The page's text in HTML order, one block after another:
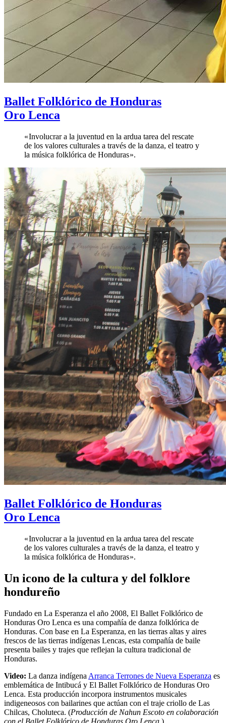
Ballet Folklórico de Honduras
Oro Lenca
« Involucrar a la juventud en la ardua tarea del rescate
de los valores culturales a través de la danza, el teatro y
la música folklórica de Honduras ».
Ballet Folklórico de Honduras
Oro Lenca
« Involucrar a la juventud en la ardua tarea del rescate
de los valores culturales a través de la danza, el teatro y
la música folklórica de Honduras ».
Un icono de la cultura y del folklore
hondureño
Fundado en La Esperanza el año 2008, El Ballet Folklórico de
Honduras Oro Lenca es una compañía de danza folklórica de
Honduras. Con base en La Esperanza, en las tierras altas y aires
frescos de las tierras indígenas Lencas, esta compañía de baile
presenta bailes y trajes que reflejan la cultura tradicional de
Honduras.
Video: La danza indígena Arranca Terrones de Nueva Esperanza es
emblemática de Intibucá y El Ballet Folklórico de Honduras Oro
Lenca. Esta producción incorpora instrumentos musicales
indigeneosos con bailarines que actúan con el traje criollo de Las
Chilcas, Choluteca. (Producción de Nahun Escoto en colaboración
con el Ballet Folklórico de Honduras Oro Lenca .)